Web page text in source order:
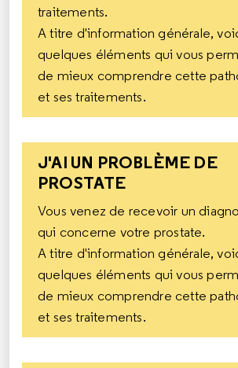
traitements.
A titre d'information générale,
quelques éléments qui vous
de mieux comprendre cette
et ses traitements.
J'AI UN PROBLÈME DE
PROSTATE
Vous venez de recevoir un
qui concerne votre prostate.
A titre d'information générale,
quelques éléments qui vous
de mieux comprendre cette
et ses traitements.